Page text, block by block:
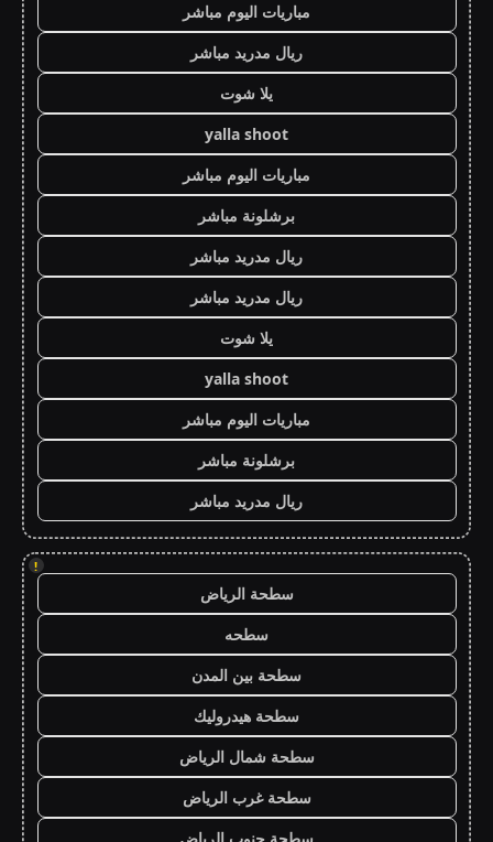
مباريات اليوم مباشر
ريال مدريد مباشر
يلا شوت
yalla shoot
مباريات اليوم مباشر
برشلونة مباشر
ريال مدريد مباشر
ريال مدريد مباشر
يلا شوت
yalla shoot
مباريات اليوم مباشر
برشلونة مباشر
ريال مدريد مباشر
!
سطحة الرياض
سطحه
سطحة بين المدن
سطحة هيدروليك
سطحة شمال الرياض
سطحة غرب الرياض